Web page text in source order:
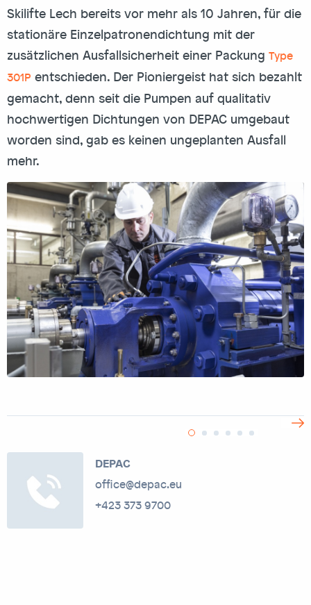
Skilifte Lech bereits vor mehr als 10 Jahren, für die
stationäre Einzelpatronendichtung mit der
zusätzlichen Ausfallsicherheit einer Packung Type
301P entschieden. Der Pioniergeist hat sich bezahlt
gemacht, denn seit die Pumpen auf qualitativ
hochwertigen Dichtungen von DEPAC umgebaut
worden sind, gab es keinen ungeplanten Ausfall
mehr.
>
DEPAC
office@depac.eu
+423 373 9700